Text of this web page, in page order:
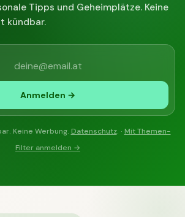
Tipps und Geheimplätze. Keine
kündbar.
Anmelden →
Keine Werbung. Datenschutz. · Mit Themen-
Filter anmelden →